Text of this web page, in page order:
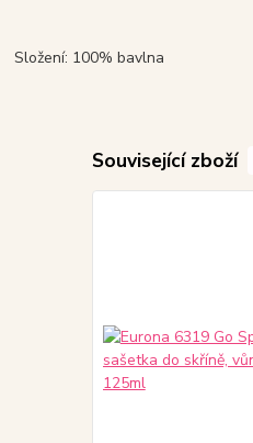
Složení: 100% bavlna
Související zboží